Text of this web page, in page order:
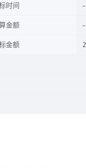
时间
金额
金额